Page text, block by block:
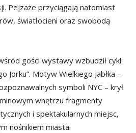
Pejzaże przyciągają natomiast
światłocieni oraz swobodą
gości wystawy wzbudził cykl
Jorku”. Motyw Wielkiego Jabłka –
symboli NYC – krył
wnętrzu fragmenty
i spektakularnych miejsc,
nośnikiem miasta.